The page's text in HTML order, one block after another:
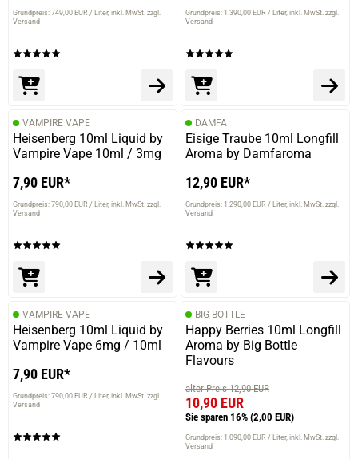
Grundpreis: 749,00 EUR / Liter inkl. MwSt. zzgl.
Versand
Grundpreis: 1.390,00 EUR / Liter inkl. MwSt. zzgl.
Versand
VAMPIRE VAPE
Heisenberg 10ml Liquid by
Vampire Vape 10ml / 3mg
7,90 EUR*
Grundpreis: 790,00 EUR / Liter inkl. MwSt. zzgl.
Versand
DAMFA
Eisige Traube 10ml Longfill
Aroma by Damfaroma
12,90 EUR*
Grundpreis: 1.290,00 EUR / Liter inkl. MwSt. zzgl.
Versand
VAMPIRE VAPE
Heisenberg 10ml Liquid by
Vampire Vape 6mg / 10ml
7,90 EUR*
Grundpreis: 790,00 EUR / Liter inkl. MwSt. zzgl.
Versand
BIG BOTTLE
Happy Berries 10ml Longfill
Aroma by Big Bottle
Flavours
alter Preis 12,90 EUR
10,90 EUR
Sie sparen 16% (2,00 EUR)
Grundpreis: 1.090,00 EUR / Liter inkl. MwSt. zzgl.
Versand